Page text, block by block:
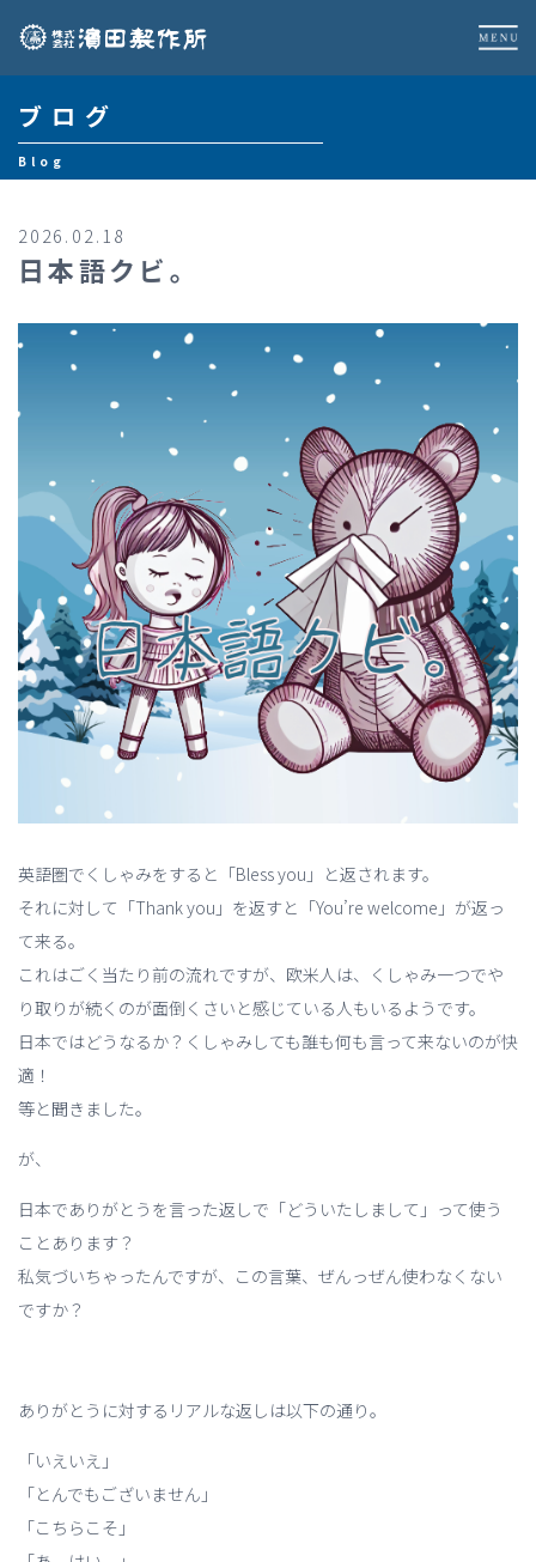
ブログ
Blog
2026.02.18
日本語クビ。
英語圏でくしゃみをすると「Bless you」と返されます。
それに対して「Thank you」を返すと「You’re welcome」が返っ
て来る。
これはごく当たり前の流れですが、欧米人は、くしゃみ一つでや
り取りが続くのが面倒くさいと感じている人もいるようです。
日本ではどうなるか？くしゃみしても誰も何も言って来ないのが快
適！
等と聞きました。
が、
日本でありがとうを言った返しで「どういたしまして」って使う
ことあります？
私気づいちゃったんですが、この言葉、ぜんっぜん使わなくない
ですか？
ありがとうに対するリアルな返しは以下の通り。
「いえいえ」
「とんでもございません」
「こちらこそ」